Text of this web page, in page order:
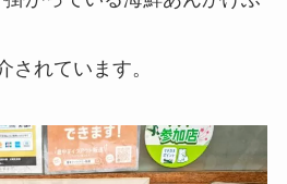
されています。